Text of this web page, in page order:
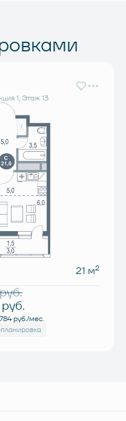
1, Этаж 13
21 м2
руб.
руб.
руб./мес.